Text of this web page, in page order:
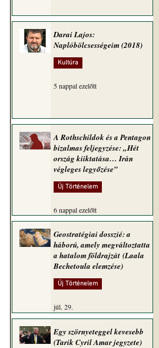
Darai Lajos:
Naplóbölcsességeim (2018)
Kultúra
5 nappal ezelőtt
A Rothschildok és a Pentagon
bizalmas feljegyzése: „Hét
ország kiiktatása… Irán
végleges legyőzése”
Új Történelem
6 nappal ezelőtt
Geostratégiai dosszié: a
háború, amely megváltoztatta
a hatalom földrajzát (Laala
Bechetoula elemzése)
Új Történelem
júl. 29.
Egy szörnyeteggel kevesebb
(Tarik Cyril Amar jegyzete)